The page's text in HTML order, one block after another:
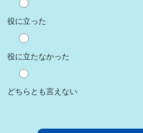
役に立った
役に立たなかった
どちらとも言えない